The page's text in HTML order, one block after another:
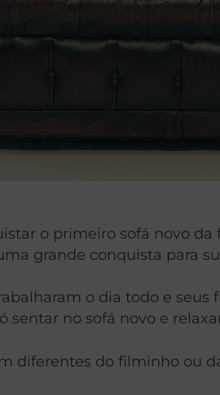
o primeiro sofá novo
grande conquista para
o dia todo e
sentar no sofá novo e
diferentes do filminho ou